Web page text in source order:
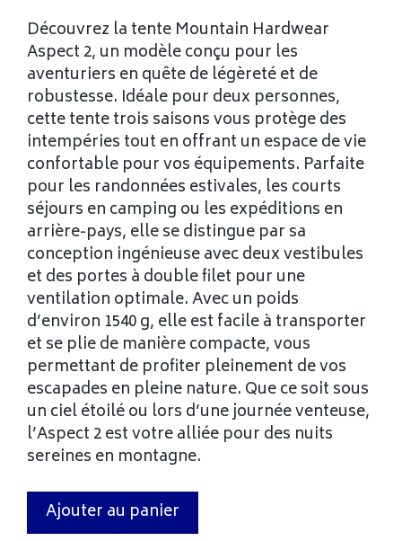
Découvrez la tente Mountain Hardwear
Aspect 2, un modèle conçu pour les
aventuriers en quête de légèreté et de
robustesse. Idéale pour deux personnes,
cette tente trois saisons vous protège des
intempéries tout en offrant un espace de vie
confortable pour vos équipements. Parfaite
pour les randonnées estivales, les courts
séjours en camping ou les expéditions en
arrière-pays, elle se distingue par sa
conception ingénieuse avec deux vestibules
et des portes à double filet pour une
ventilation optimale. Avec un poids
d’environ 1540 g, elle est facile à transporter
et se plie de manière compacte, vous
permettant de profiter pleinement de vos
escapades en pleine nature. Que ce soit sous
un ciel étoilé ou lors d’une journée venteuse,
l’Aspect 2 est votre alliée pour des nuits
sereines en montagne.
Ajouter au panier